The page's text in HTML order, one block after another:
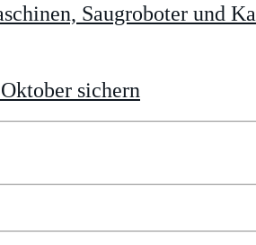
Saugroboter und
sichern